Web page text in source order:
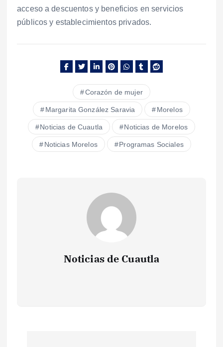
acceso a descuentos y beneficios en servicios
públicos y establecimientos privados.
Corazón de mujer
Margarita González Saravia Morelos
Noticias de Cuautla Noticias de Morelos
Noticias Morelos Programas Sociales
Noticias de Cuautla